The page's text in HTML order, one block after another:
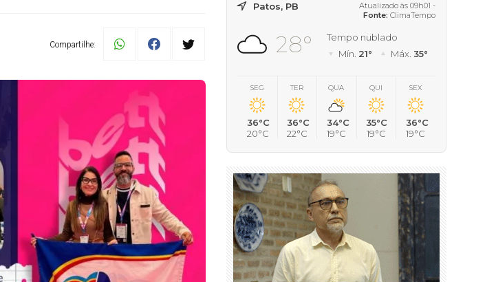
Compartilhe:
Patos, PB
Atualizado às 09h01 -
Fonte: ClimaTempo
28°
Tempo nublado
Mín. 21° Máx. 35°
SEG
36°C
20°C
TER
36°C
22°C
QUA
34°C
19°C
QUI
35°C
19°C
SEX
36°C
19°C